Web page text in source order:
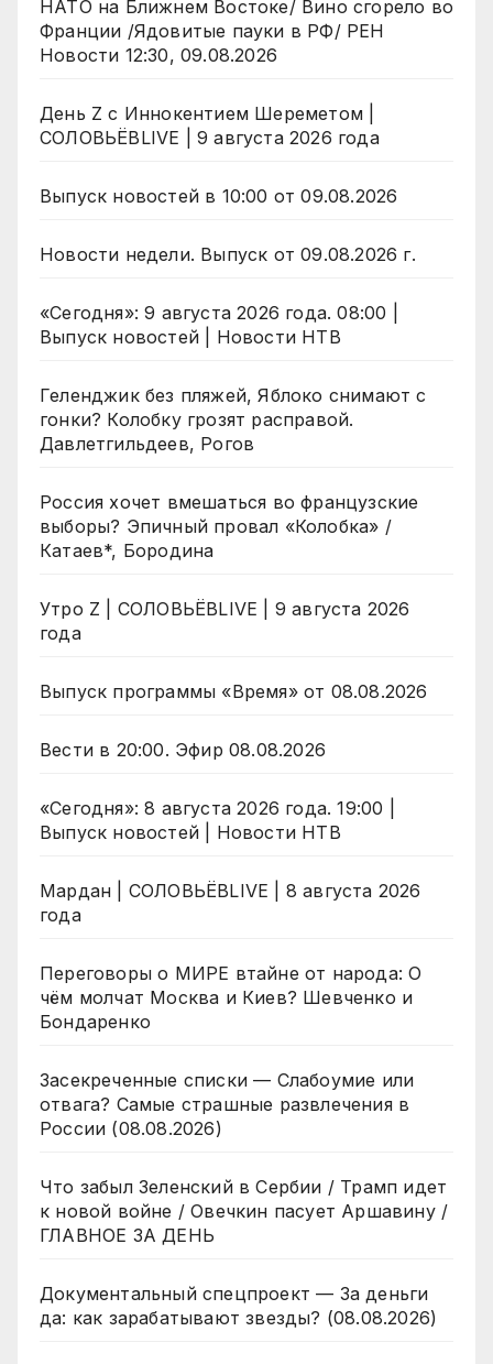
НАТО на Ближнем Востоке/ Вино сгорело во
Франции /Ядовитые пауки в РФ/ РЕН
Новости 12:30, 09.08.2026
День Z с Иннокентием Шереметом |
СОЛОВЬЁВLIVE | 9 августа 2026 года
Выпуск новостей в 10:00 от 09.08.2026
Новости недели. Выпуск от 09.08.2026 г.
«Сегодня»: 9 августа 2026 года. 08:00 |
Выпуск новостей | Новости НТВ
Геленджик без пляжей, Яблоко снимают с
гонки? Колобку грозят расправой.
Давлетгильдеев, Рогов
Россия хочет вмешаться во французские
выборы? Эпичный провал «Колобка» /
Катаев*, Бородина
Утро Z | СОЛОВЬЁВLIVE | 9 августа 2026
года
Выпуск программы «Время» от 08.08.2026
Вести в 20:00. Эфир 08.08.2026
«Сегодня»: 8 августа 2026 года. 19:00 |
Выпуск новостей | Новости НТВ
Мардан | СОЛОВЬЁВLIVE | 8 августа 2026
года
Переговоры о МИРЕ втайне от народа: О
чём молчат Москва и Киев? Шевченко и
Бондаренко
Засекреченные списки — Слабоумие или
отвага? Самые страшные развлечения в
России (08.08.2026)
Что забыл Зеленский в Сербии / Трамп идет
к новой войне / Овечкин пасует Аршавину /
ГЛАВНОЕ ЗА ДЕНЬ
Документальный спецпроект — За деньги
да: как зарабатывают звезды? (08.08.2026)